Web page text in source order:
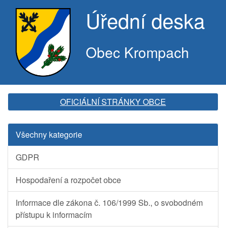
Úřední deska
Obec Krompach
OFICIÁLNÍ STRÁNKY OBCE
Všechny kategorie
GDPR
Hospodaření a rozpočet obce
Informace dle zákona č. 106/1999 Sb., o svobodném
přístupu k informacím